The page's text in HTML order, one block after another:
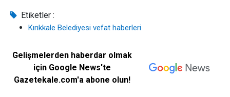
Etiketler :
Kırıkkale Belediyesi vefat haberleri
Gelişmelerden haberdar olmak
için Google News'te
Gazetekale.com'a abone olun!